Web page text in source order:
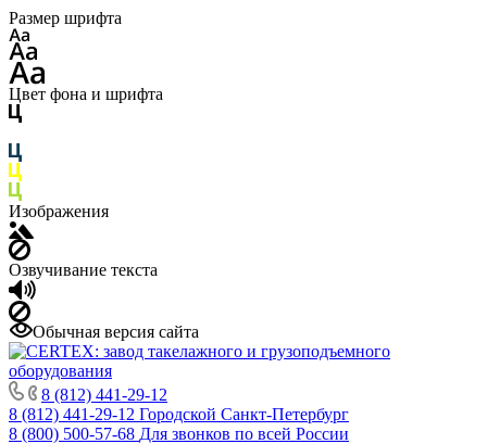
Размер шрифта
Цвет фона и шрифта
Изображения
Озвучивание текста
Обычная версия сайта
8 (812) 441-29-12
8 (812) 441-29-12 Городской Санкт-Петербург
8 (800) 500-57-68 Для звонков по всей России